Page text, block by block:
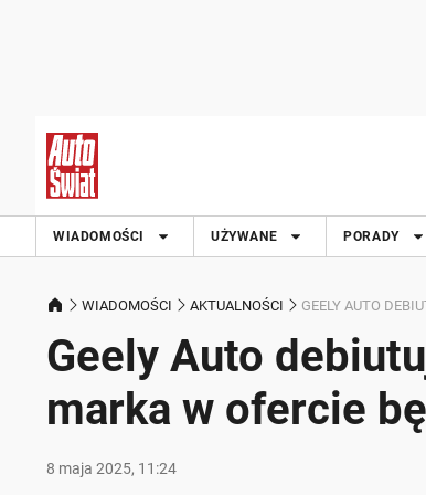
WIADOMOŚCI UŻYWANE PORADY
WIADOMOŚCI AKTUALNOŚCI GEELY AUTO
Geely Auto
marka w ofercie
8 maja 2025, 11:24